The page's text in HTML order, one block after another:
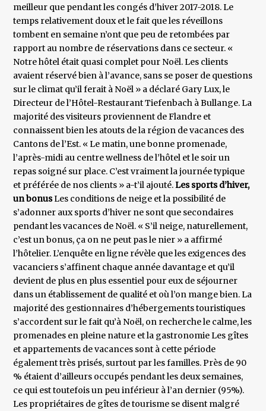
meilleur que pendant les congés d’hiver 2017-2018. Le
temps relativement doux et le fait que les réveillons
tombent en semaine n’ont que peu de retombées par
rapport au nombre de réservations dans ce secteur. «
Notre hôtel était quasi complet pour Noël. Les clients
avaient réservé bien à l’avance, sans se poser de questions
sur le climat qu’il ferait à Noël » a déclaré Gary Lux, le
Directeur de l’Hôtel-Restaurant Tiefenbach à Bullange. La
majorité des visiteurs proviennent de Flandre et
connaissent bien les atouts de la région de vacances des
Cantons de l’Est. « Le matin, une bonne promenade,
l’après-midi au centre wellness de l’hôtel et le soir un
repas soigné sur place. C’est vraiment la journée typique
et préférée de nos clients » a-t’il ajouté.Les sports d’hiver,
un bonusLes conditions de neige et la possibilité de
s’adonner aux sports d’hiver ne sont que secondaires
pendant les vacances de Noël. « S’il neige, naturellement,
c’est un bonus, ça on ne peut pas le nier » a affirmé
l’hôtelier. L’enquête en ligne révèle que les exigences des
vacanciers s’affinent chaque année davantage et qu’il
devient de plus en plus essentiel pour eux de séjourner
dans un établissement de qualité et où l’on mange bien. La
majorité des gestionnaires d’hébergements touristiques
s’accordent sur le fait qu’à Noël, on recherche le calme, les
promenades en pleine nature et la gastronomie Les gîtes
et appartements de vacances sont à cette période
également très prisés, surtout par les familles. Près de 90
% étaient d’ailleurs occupés pendant les deux semaines,
ce qui est toutefois un peu inférieur à l’an dernier (95%).
Les propriétaires de gîtes de tourisme se disent malgré